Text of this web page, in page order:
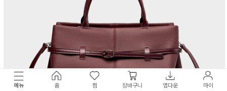
메뉴 홈 찜 장바구니 앱다운 마이